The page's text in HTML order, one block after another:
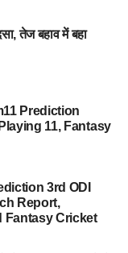
तेज बहाव में बहा
Prediction
11, Fantasy
3rd ODI
Report,
Fantasy Cricket